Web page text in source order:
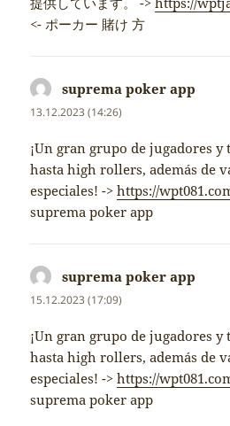
<- ポーカー 賭け 方
suprema poker app
13.12.2023 (14:26)
¡Un gran grupo de jugadores
hasta high rollers, además de
especiales! ->https://
suprema poker app
suprema poker app
15.12.2023 (17:09)
¡Un gran grupo de jugadores
hasta high rollers, además de
especiales! ->https://
suprema poker app